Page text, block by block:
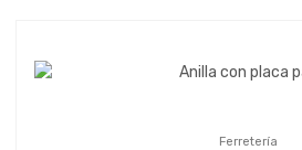
Ferretería